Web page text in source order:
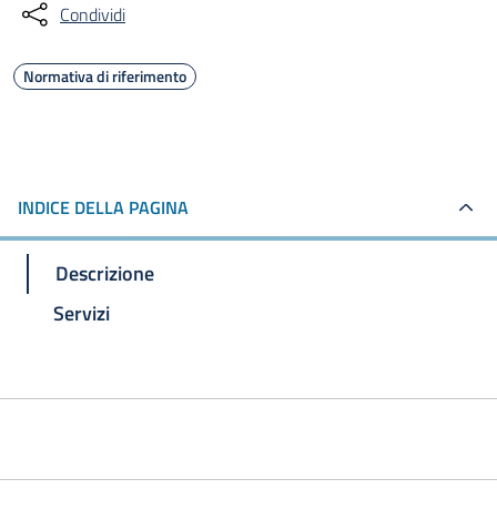
Condividi
Normativa di riferimento
INDICE DELLA PAGINA
Descrizione
Servizi